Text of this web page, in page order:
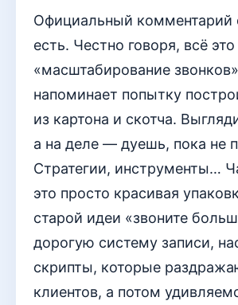
Официальный комментарий
есть. Честно говоря, всё
«масштабирование звонков»
напоминает попытку
из картона и скотча.
а на деле — дуешь, пока не
Стратегии, инструменты…
это просто красивая
старой идеи «звоните
дорогую систему записи,
скрипты, которые
клиентов, а потом